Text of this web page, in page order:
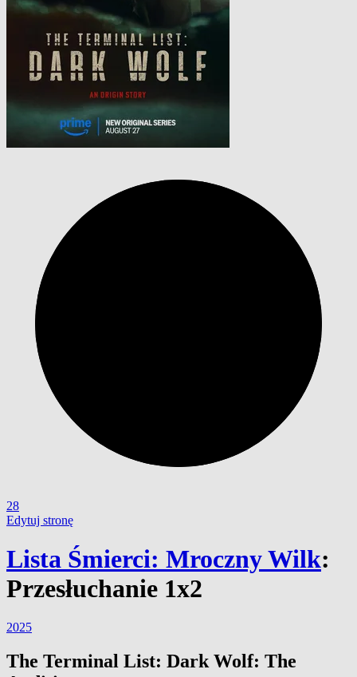
28
Edytuj stronę
Lista Śmierci: Mroczny Wilk:
Przesłuchanie 1x2
2025
The Terminal List: Dark Wolf: The